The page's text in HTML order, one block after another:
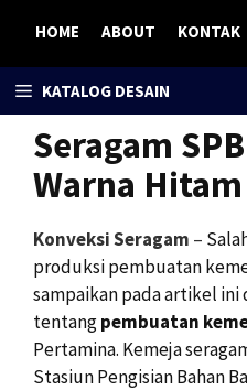
content
HOME ABOUT KONTAK
KATALOG DESAIN
Seragam
Warna
Konveksi Seragam –
produksi pembuatan
sampaikan pada artikel
tentangpembuatan
Pertamina. Kemeja
Stasiun Pengisian Bahan